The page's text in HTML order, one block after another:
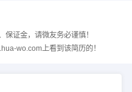
证金，请微友务必谨慎！
wo.com上看到该简历的！